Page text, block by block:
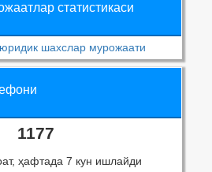
статистикаси
шахслар мурожаати
1177
ҳафтада 7 кун ишлайди